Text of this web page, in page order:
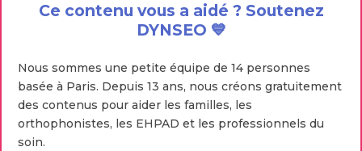
Ce contenu vous a aidé ? Soutenez
DYNSEO 💙
Nous sommes une petite équipe de 14 personnes
basée à Paris. Depuis 13 ans, nous créons gratuitement
des contenus pour aider les familles, les
orthophonistes, les EHPAD et les professionnels du
soin.